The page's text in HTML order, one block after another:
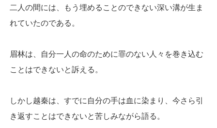
二人の間には、もう埋めることのできない深い溝が生ま
れていたのである。
眉林は、自分一人の命のために罪のない人々を巻き込む
ことはできないと訴える。
しかし越秦は、すでに自分の手は血に染まり、今さら引
き返すことはできないと苦しみながら語る。